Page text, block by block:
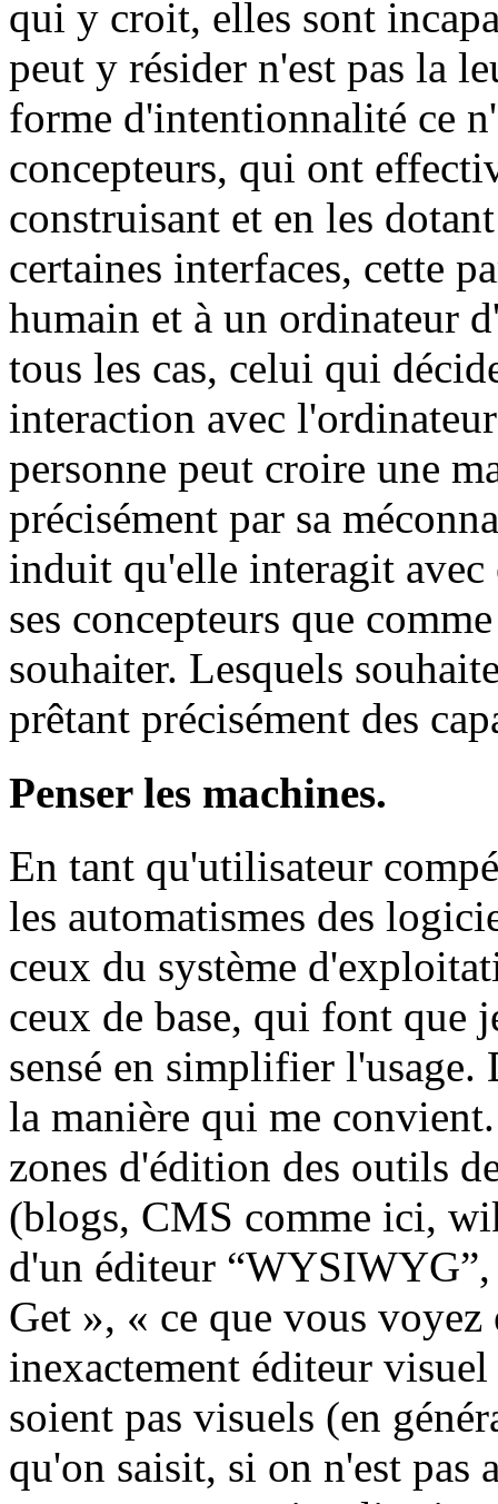
qui y croit, elles sont
peut y résider n'est pas la
forme d'intentionnalité ce
concepteurs, qui ont
construisant et en les
certaines interfaces, cette
humain et à un ordinateur
tous les cas, celui qui
interaction avec
personne peut croire une
précisément par sa
induit qu'elle interagit
ses concepteurs que
souhaiter. Lesquels
prêtant précisément des
Penser les machines.
En tant qu'utilisateur
les automatismes des
ceux du système
ceux de base, qui font que
sensé en simplifier
la manière qui me
zones d'édition des outils
(blogs, CMS comme ici,
d'un éditeur
Get », « ce que vous
inexactement éditeur
soient pas visuels (en
qu'on saisit, si on n'est